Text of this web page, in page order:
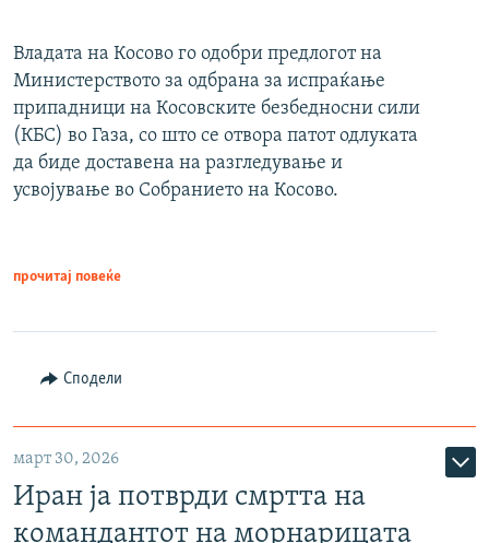
Владата на Косово го одобри предлогот на
Министерството за одбрана за испраќање
припадници на Косовските безбедносни сили
(КБС) во Газа, со што се отвора патот одлуката
да биде доставена на разгледување и
усвојување во Собранието на Косово.
прочитај повеќе
Сподели
март 30, 2026
Иран ја потврди смртта на
командантот на морнарицата